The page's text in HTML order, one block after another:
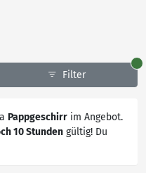
Filter
Pappgeschirr im Angebot.
10 Stunden gültig! Du